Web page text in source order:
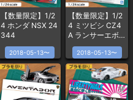
【数量限定】1/2
4 ホンダ NSX 24
344
2018-05-13〜
【数量限定】1/2
4 ミツビシ CZ4
A ランサーエボ
リューション フ
ァイナルエディ
ション 2015 ファ
ントムブラック
パール
2018-05-13〜